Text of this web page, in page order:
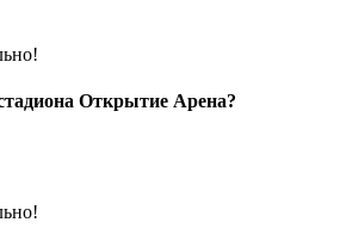
Открытие Арена?